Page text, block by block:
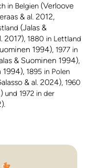
in Belgien (Verloove
& al. 2012,
(Jalas &
2017), 1880 in Lettland
1994), 1977 in
& Suominen 1994),
1994), 1895 in Polen
& al. 2024), 1960
und 1972 in der
.